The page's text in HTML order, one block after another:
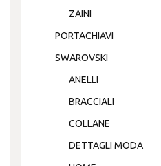
ZAINI
PORTACHIAVI
SWAROVSKI
ANELLI
BRACCIALI
COLLANE
DETTAGLI MODA